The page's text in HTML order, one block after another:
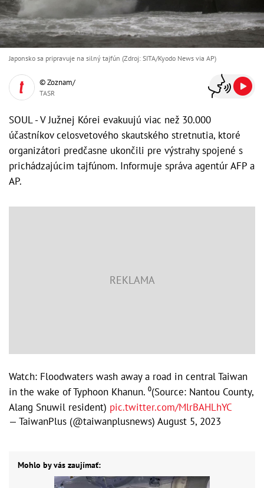
Japonsko sa pripravuje na silný tajfún (Zdroj: SITA/Kyodo News via AP)
© Zoznam/
TASR
SOUL - V Južnej Kórei evakuujú viac než 30.000
účastníkov celosvetového skautského stretnutia, ktoré
organizátori predčasne ukončili pre výstrahy spojené s
prichádzajúcim tajfúnom. Informuje správa agentúr AFP a
AP.
Watch: Floodwaters wash away a road in central Taiwan
in the wake of Typhoon Khanun. ⁰(Source: Nantou County,
Alang Snuwil resident) pic.twitter.com/MlrBAHLhYC
— TaiwanPlus (@taiwanplusnews) August 5, 2023
Mohlo by vás zaujímať: